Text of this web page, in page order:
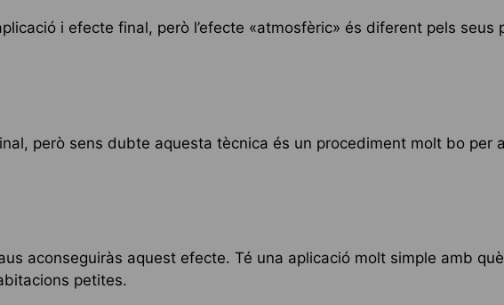
i efecte final, però l’efecte «atmosfèric» és diferent pels seus
però sens dubte aquesta tècnica és un procediment molt bo per
aconseguiràs aquest efecte. Té una aplicació molt simple amb
petites.